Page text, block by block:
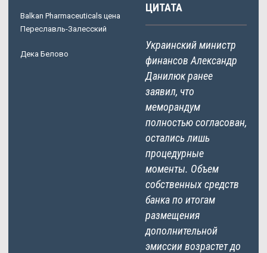
Balkan Pharmaceuticals цена
Переславль-Залесский
Дека Белово
ЦИТАТА
Украинский министр
финансов Александр
Данилюк ранее
заявил, что
меморандум
полностью согласован,
остались лишь
процедурные
моменты. Объем
собственных средств
банка по итогам
размещения
дополнительной
эмиссии возрастет до